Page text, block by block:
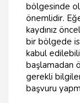
bölgesinde
önemlidir.
kaydınız
bir bölgede
kabul
başlamadan
gerekli
başvuru